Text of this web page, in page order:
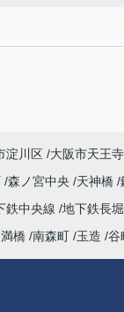
淀川区 大阪市天王
森ノ宮中央 天神橋
鉄中央線 地下鉄長
橋 南森町 玉造 谷